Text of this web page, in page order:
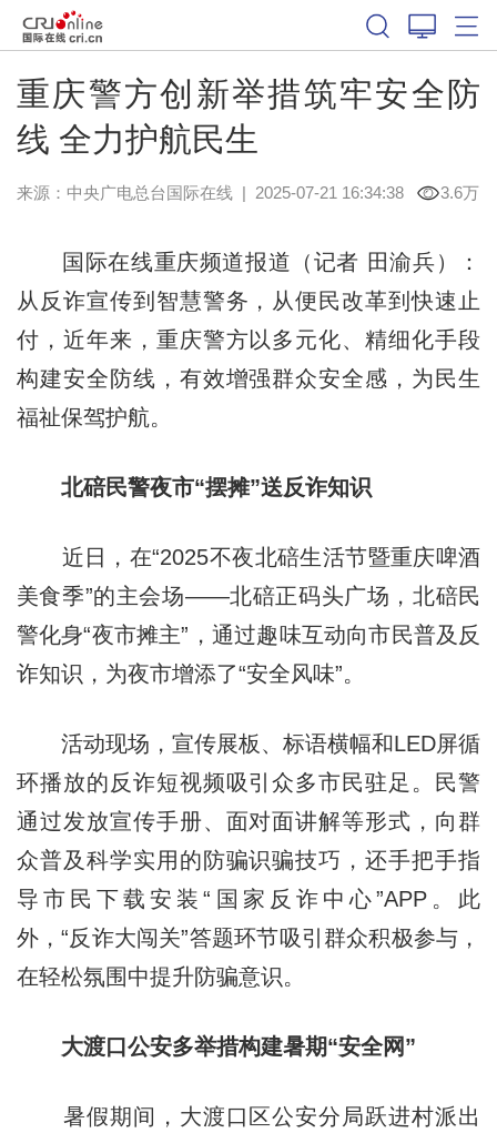
重庆警方创新举措筑牢安全防
线 全力护航民生
来源：中央广电总台国际在线| 2025-07-21 16:34:38 3.6万
国际在线重庆频道报道（记者 田渝兵）：
从反诈宣传到智慧警务，从便民改革到快速止
付，近年来，重庆警方以多元化、精细化手段
构建安全防线，有效增强群众安全感，为民生
福祉保驾护航。
北碚民警夜市“摆摊”送反诈知识
近日，在“2025不夜北碚生活节暨重庆啤酒
美食季”的主会场——北碚正码头广场，北碚民
警化身“夜市摊主”，通过趣味互动向市民普及反
诈知识，为夜市增添了“安全风味”。
活动现场，宣传展板、标语横幅和LED屏循
环播放的反诈短视频吸引众多市民驻足。民警
通过发放宣传手册、面对面讲解等形式，向群
众普及科学实用的防骗识骗技巧，还手把手指
导市民下载安装“国家反诈中心”APP。此
外，“反诈大闯关”答题环节吸引群众积极参与，
在轻松氛围中提升防骗意识。
大渡口公安多举措构建暑期“安全网”
暑假期间，大渡口区公安分局跃进村派出